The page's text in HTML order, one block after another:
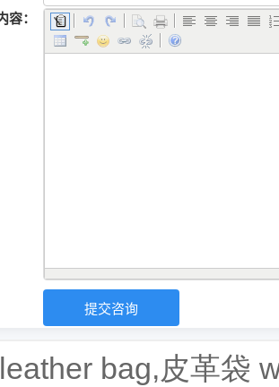
leather bag,皮革袋